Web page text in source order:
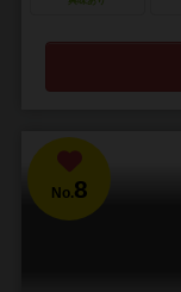
No.8